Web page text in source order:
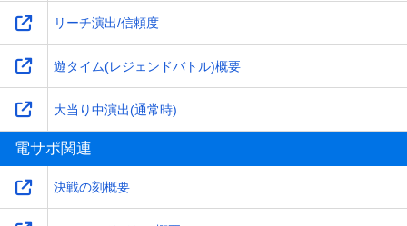
リーチ演出/信頼度
遊タイム(レジェンドバトル)概要
大当り中演出(通常時)
電サポ関連
決戦の刻概要